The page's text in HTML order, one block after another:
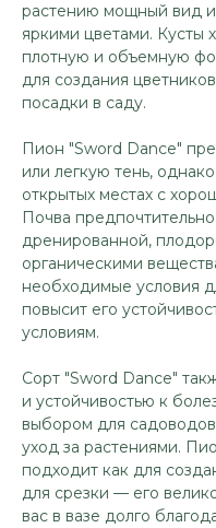
растению мощный вид
яркими цветами. Кусты
плотную и объемную
для создания
посадки в саду.
Пион "Sword Dance"
или легкую тень,
открытых местах с
Почва
дренированной,
органическими
необходимые условия
повысит его
условиям.
Сорт "Sword Dance"
и устойчивостью к
выбором для
уход за растениями.
подходит как для
для срезки — его
вас в вазе долго